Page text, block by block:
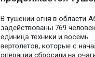
В тушении огня в области
задействованы 769
единица техники и восемь
вертолетов, которые с
операции сбросили на